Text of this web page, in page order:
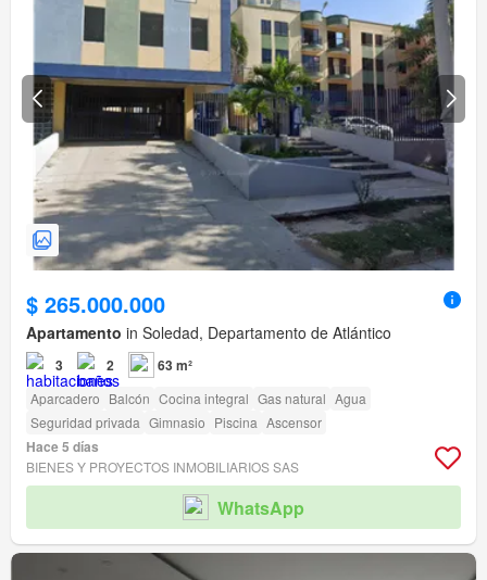
$ 265.000.000
Apartamento in Soledad, Departamento de Atlántico
3 2 63 m²
Aparcadero Balcón Cocina integral Gas natural Agua
Seguridad privada Gimnasio Piscina Ascensor
Hace 5 días
BIENES Y PROYECTOS INMOBILIARIOS SAS
WhatsApp